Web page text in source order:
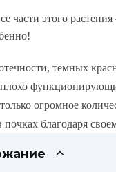
части этого
темных
плохо
огромное
благодаря